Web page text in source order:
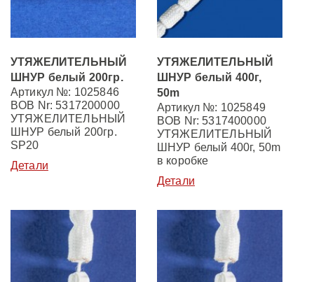
УТЯЖЕЛИТЕЛЬНЫЙ
ШНУР белый 200гр.
Артикул №: 1025846
BOB Nr: 5317200000
УТЯЖЕЛИТЕЛЬНЫЙ
ШНУР белый 200гр.
SP20
Детали
УТЯЖЕЛИТЕЛЬНЫЙ
ШНУР белый 400г,
50m
Артикул №: 1025849
BOB Nr: 5317400000
УТЯЖЕЛИТЕЛЬНЫЙ
ШНУР белый 400г, 50m
в коробке
Детали